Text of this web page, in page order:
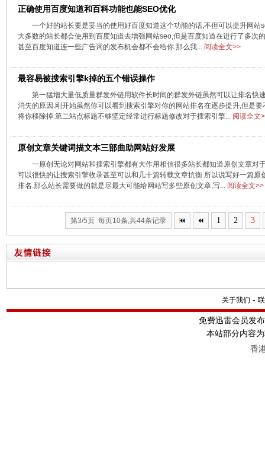
正确使用百度知道和百科功能也能SEO优化
一个好的站长要是妥当的使用好百度知道这个功能的话,不但可以提升网
大多数的站长都会使用到百度知道去增强网站seo,但是百度知道在进行了多次
甚至百度知道连一些广告词的发布机会都不会给你.那么我... 阅读全文>>
最容易被搜索引擎k掉的五个错误操作
第一猛增大量低质量群发外链用软件长时间的群发外链虽然可以让排名快
消失的原因.刚开始虽然你可以看到搜索引擎对你的网站排名在逐步提升,但是
将你移除掉.第二站点标题不够坚定经常进行标题修改对于搜索引擎... 阅读全文
原创文章关键词描文本三部曲助网站好发展
一原创无论对网站和搜索引擎都有大作用相信很多站长都知道原创文章对
可以很快的让搜索引擎收录甚至可以和几十篇转载文章抗衡.所以说写好一篇
排名.那么站长需要做的就是尽最大可能给网站写多些原创文章,写... 阅读全文>>
第3/5页 每页10条,共44条记录 1 2 3
关于我们 -
免费迅雷会员发
本站部分内容
香